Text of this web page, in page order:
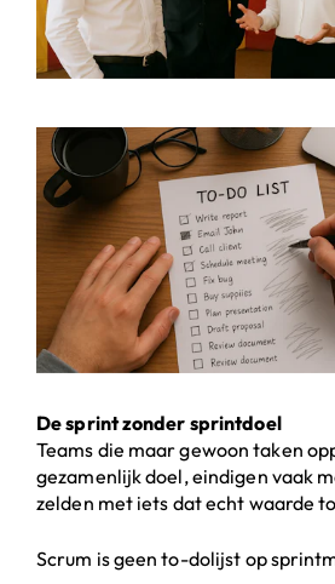
De sprint zonder sprintdoel
Teams die maar gewoon taken
gezamenlijk doel, eindigen vaak
zelden met iets dat echt waarde
Scrum is geen to-dolijst op